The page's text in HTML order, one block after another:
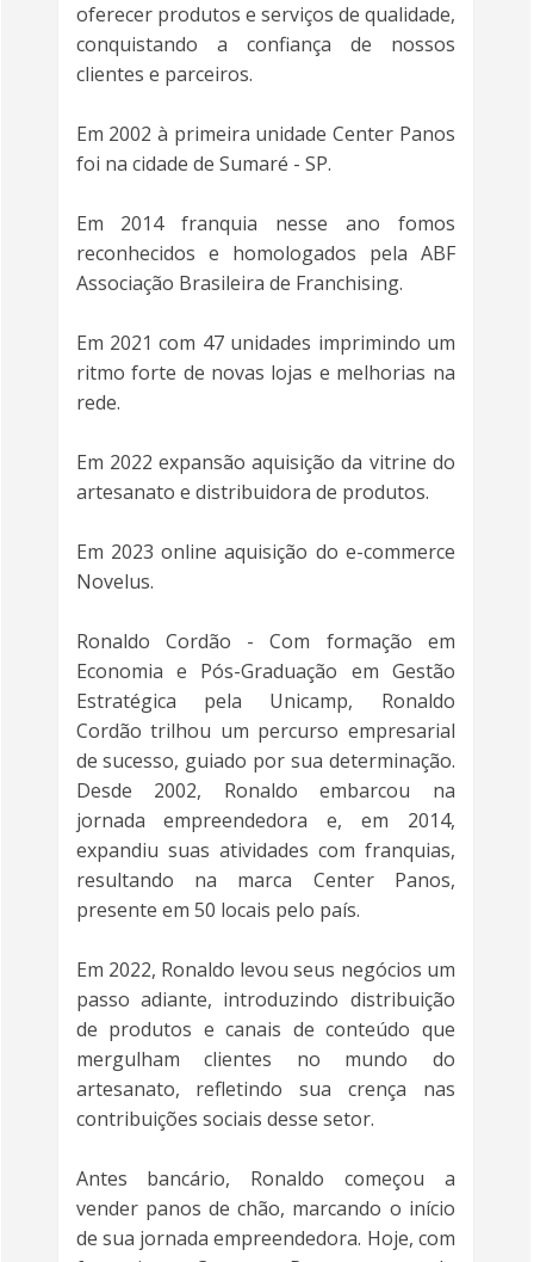
oferecer produtos e serviços de qualidade,
conquistando a confiança de nossos
clientes e parceiros.
Em 2002 à primeira unidade Center Panos
foi na cidade de Sumaré - SP.
Em 2014 franquia nesse ano fomos
reconhecidos e homologados pela ABF
Associação Brasileira de Franchising.
Em 2021 com 47 unidades imprimindo um
ritmo forte de novas lojas e melhorias na
rede.
Em 2022 expansão aquisição da vitrine do
artesanato e distribuidora de produtos.
Em 2023 online aquisição do e-commerce
Novelus.
Ronaldo Cordão - Com formação em
Economia e Pós-Graduação em Gestão
Estratégica pela Unicamp, Ronaldo
Cordão trilhou um percurso empresarial
de sucesso, guiado por sua determinação.
Desde 2002, Ronaldo embarcou na
jornada empreendedora e, em 2014,
expandiu suas atividades com franquias,
resultando na marca Center Panos,
presente em 50 locais pelo país.
Em 2022, Ronaldo levou seus negócios um
passo adiante, introduzindo distribuição
de produtos e canais de conteúdo que
mergulham clientes no mundo do
artesanato, refletindo sua crença nas
contribuições sociais desse setor.
Antes bancário, Ronaldo começou a
vender panos de chão, marcando o início
de sua jornada empreendedora. Hoje, com